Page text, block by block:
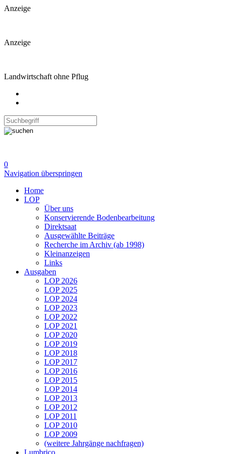
Anzeige
Anzeige
Landwirtschaft ohne Pflug
0
Navigation überspringen
Home
LOP
Über uns
Konservierende Bodenbearbeitung
Direktsaat
Ausgewählte Beiträge
Recherche im Archiv (ab 1998)
Kleinanzeigen
Links
Ausgaben
LOP 2026
LOP 2025
LOP 2024
LOP 2023
LOP 2022
LOP 2021
LOP 2020
LOP 2019
LOP 2018
LOP 2017
LOP 2016
LOP 2015
LOP 2014
LOP 2013
LOP 2012
LOP 2011
LOP 2010
LOP 2009
(weitere Jahrgänge nachfragen)
Lumbrico